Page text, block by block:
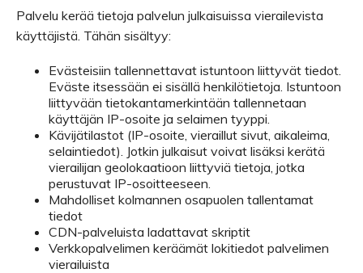
Palvelu kerää tietoja palvelun julkaisuissa vierailevista
käyttäjistä. Tähän sisältyy:
Evästeisiin tallennettavat istuntoon liittyvät tiedot.
Eväste itsessään ei sisällä henkilötietoja. Istuntoon
liittyvään tietokantamerkintään tallennetaan
käyttäjän IP-osoite ja selaimen tyyppi.
Kävijätilastot (IP-osoite, vieraillut sivut, aikaleima,
selaintiedot). Jotkin julkaisut voivat lisäksi kerätä
vierailijan geolokaatioon liittyviä tietoja, jotka
perustuvat IP-osoitteeseen.
Mahdolliset kolmannen osapuolen tallentamat
tiedot
CDN-palveluista ladattavat skriptit
Verkkopalvelimen keräämät lokitiedot palvelimen
vierailuista